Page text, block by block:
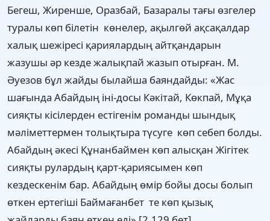
Бегеш, Жиренше, Оразбай, Базаралы тағы өзгелер
туралы көп білетін көнелер, ақылгөй ақсақалдар
халық шежіресі қариялардың айтқандарын
жазушы әр кезде жалықпай жазып отырған. М.
Әуезов бұл жайды былайша баяндайды: «Жас
шағында Абайдың іні-досы Кәкітай, Көкпай, Мұқа
сияқты кісілерден естігенім романды шындық
мәліметтермен толықтыра түсуге көп себеп болды.
Абайдың әкесі Құнанбаймен көп алысқан Жігітек
сияқты рулардың қарт-қариясымен көп
кездескенім бар. Абайдың өмір бойы досы болып
өткен ертегіші Баймағанбет те көп қызық